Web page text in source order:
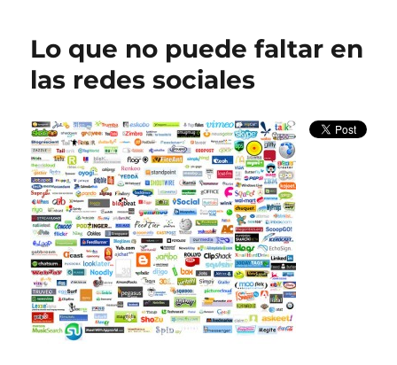
nuestra
en
Google?
Lo que no puede faltar en
las redes sociales